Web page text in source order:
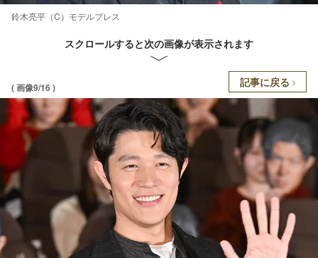
鈴木亮平（C）モデルプレス
スクロールすると次の画像が表示されます
( 画像9/16 ) 記事に戻る